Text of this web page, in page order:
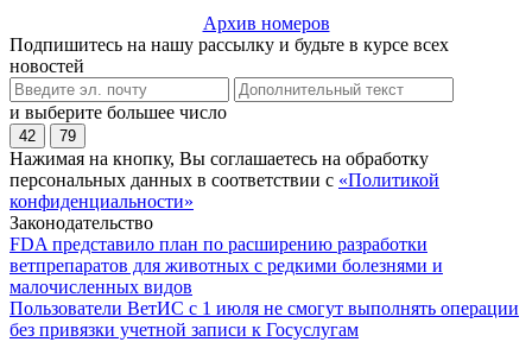
Архив номеров
Подпишитесь на нашу рассылку и будьте в курсе всех
новостей
и выберите большее число
42 79
Нажимая на кнопку, Вы соглашаетесь на обработку
персональных данных в соответствии с «Политикой
конфиденциальности»
Законодательство
FDA представило план по расширению разработки
ветпрепаратов для животных с редкими болезнями и
малочисленных видов
Пользователи ВетИС с 1 июля не смогут выполнять операции
без привязки учетной записи к Госуслугам